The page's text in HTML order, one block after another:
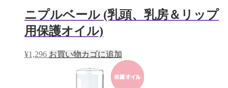
ニプルベール (乳頭、乳房＆リップ
用保護オイル)
¥1,296 お買い物カゴに追加